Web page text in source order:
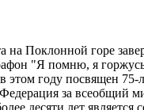
на Поклонной горе
"Я помню, я
этом году посвящен 75-
за всеобщий